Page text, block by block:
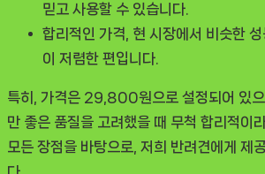
믿고 사용할 수 있습니다.
합리적인 가격 , 현 시장에서 비슷한
이 저렴한 편입니다.
특히, 가격은 29,800원 으로 설정되어 있
만 좋은 품질을 고려했을 때 무척 합리적이
모든 장점을 바탕으로, 저희 반려견에게 제